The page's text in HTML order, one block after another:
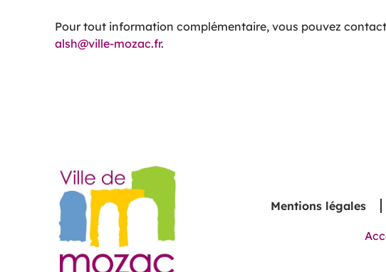
Pour tout information complémentaire, vous pouvez
alsh@ville-mozac.fr.
Mentions légales